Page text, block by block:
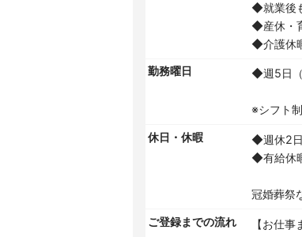
◆就業後
◆産休・
◆介護休
勤務曜日 ◆週5日（
※シフト制
休日・休暇
◆週休2
◆有給休
冠婚葬祭
ご登録までの流れ 【お仕事